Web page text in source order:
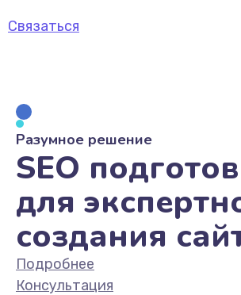
Связаться
Разумное решение
SEO
для
создания
Подробнее
Консультация